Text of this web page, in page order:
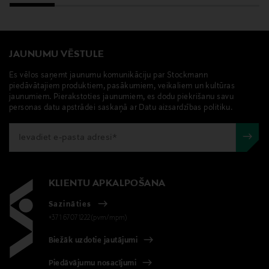
Atslēgvārdi
sensai, sejas serums, pretnovecošanās serums,
JAUNUMU VĒSTULE
Es vēlos saņemt jaunumu komunikāciju par Stockmann
piedāvātajiem produktiem, pasākumiem, veikaliem un kultūras
jaunumiem. Pierakstoties jaunumiem, es dodu piekrišanu savu
personas datu apstrādei saskaņā ar Datu aizsardzības politiku.
KLIENTU APKALPOŠANA
Sazināties
+371 67071222(pvm/mpm)
Biežāk uzdotie jautājumi
Piedāvājumu nosacījumi